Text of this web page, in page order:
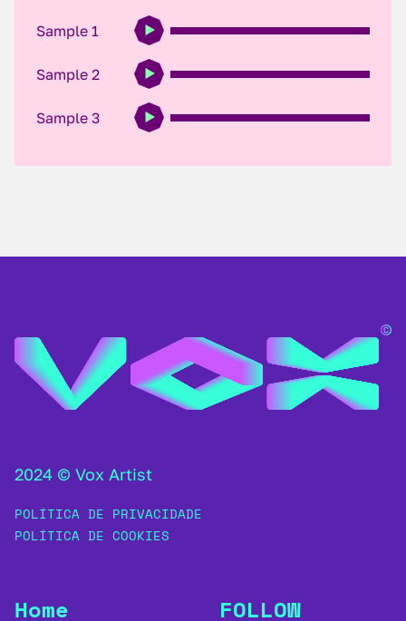
Sample 1
Sample 2
Sample 3
2024 © Vox Artist
POLÍTICA DE PRIVACIDADE
POLÍTICA DE COOKIES
Home FOLLOW